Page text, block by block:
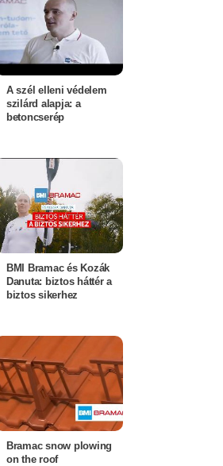
A szél elleni védelem
szilárd alapja: a
betoncserép
BMI Bramac és Kozák
Danuta: biztos háttér a
biztos sikerhez
Bramac snow plowing
on the roof